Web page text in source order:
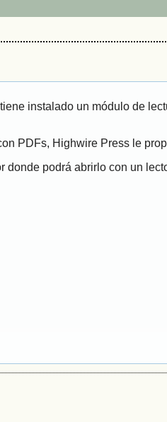
instalado un módulo de
PDFs, Highwire Press le
podrá abrirlo con un